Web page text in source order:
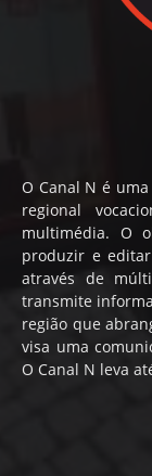
O Canal N é
regional
multimédia. O
produzir e
através de
transmite
região que
visa uma
O Canal N leva